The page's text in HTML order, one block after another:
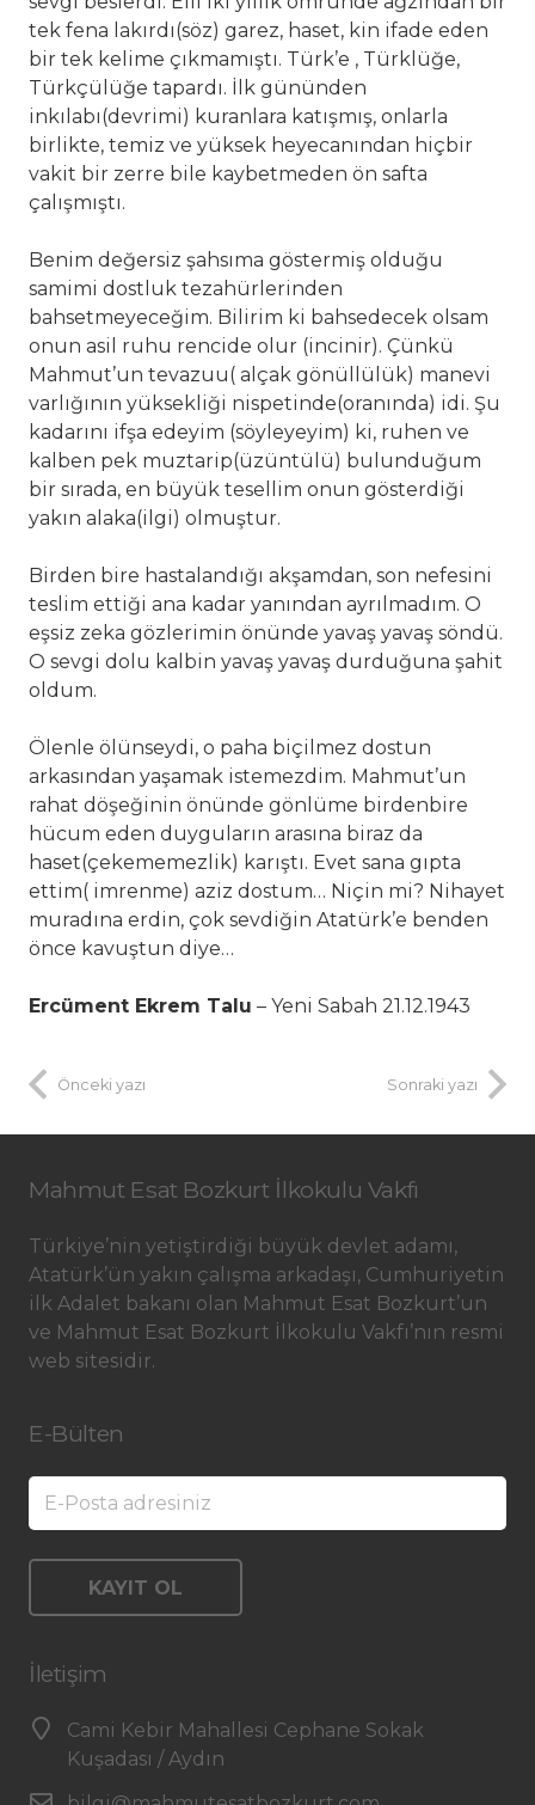
tek fena lakırdı(söz) garez, haset, kin ifade eden
bir tek kelime çıkmamıştı. Türk’e , Türklüğe,
Türkçülüğe tapardı. İlk gününden
inkılabı(devrimi) kuranlara katışmış, onlarla
birlikte, temiz ve yüksek heyecanından hiçbir
vakit bir zerre bile kaybetmeden ön safta
çalışmıştı.
Benim değersiz şahsıma göstermiş olduğu
samimi dostluk tezahürlerinden
bahsetmeyeceğim. Bilirim ki bahsedecek olsam
onun asil ruhu rencide olur (incinir). Çünkü
Mahmut’un tevazuu( alçak gönüllülük) manevi
varlığının yüksekliği nispetinde(oranında) idi. Şu
kadarını ifşa edeyim (söyleyeyim) ki, ruhen ve
kalben pek muztarip(üzüntülü) bulunduğum
bir sırada, en büyük tesellim onun gösterdiği
yakın alaka(ilgi) olmuştur.
Birden bire hastalandığı akşamdan, son nefesini
teslim ettiği ana kadar yanından ayrılmadım. O
eşsiz zeka gözlerimin önünde yavaş yavaş söndü.
O sevgi dolu kalbin yavaş yavaş durduğuna şahit
oldum.
Ölenle ölünseydi, o paha biçilmez dostun
arkasından yaşamak istemezdim. Mahmut’un
rahat döşeğinin önünde gönlüme birdenbire
hücum eden duyguların arasına biraz da
haset(çekememezlik) karıştı. Evet sana gıpta
ettim( imrenme) aziz dostum… Niçin mi? Nihayet
muradına erdin, çok sevdiğin Atatürk’e benden
önce kavuştun diye…
Ercüment Ekrem Talu – Yeni Sabah 21.12.1943
Önceki yazı Sonraki yazı
Mahmut Esat Bozkurt İlkokulu Vakfı
Türkiye’nin yetiştirdiği büyük devlet adamı,
Atatürk’ün yakın çalışma arkadaşı, Cumhuriyetin
ilk Adalet bakanı olan Mahmut Esat Bozkurt’un
ve Mahmut Esat Bozkurt İlkokulu Vakfı’nın resmi
web sitesidir.
E-Bülten
İletişim
Cami Kebir Mahallesi Cephane Sokak
Kuşadası / Aydın